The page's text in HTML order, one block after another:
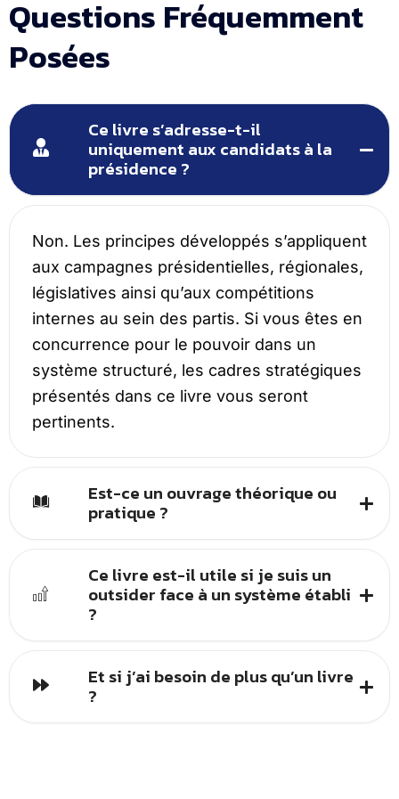
Questions Fréquemment
Posées
Ce livre s’adresse-t-il
uniquement aux candidats à la
présidence ?
Non. Les principes développés s’appliquent
aux campagnes présidentielles, régionales,
législatives ainsi qu’aux compétitions
internes au sein des partis. Si vous êtes en
concurrence pour le pouvoir dans un
système structuré, les cadres stratégiques
présentés dans ce livre vous seront
pertinents.
Est-ce un ouvrage théorique ou
pratique ?
Ce livre est-il utile si je suis un
outsider face à un système établi
?
Et si j’ai besoin de plus qu’un livre
?